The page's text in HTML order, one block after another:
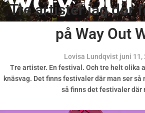
Tre artister jag dör
på Way Out
Lovisa Lundqvist juni 11,
Tre artister. En festival. Och tre helt olika
knäsvag. Det finns festivaler där man ser så
så finns det festivaler där